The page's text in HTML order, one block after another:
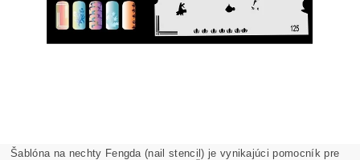
Šablóna na nechty Fengda (nail stencil) je vynikajúci pomocník pre